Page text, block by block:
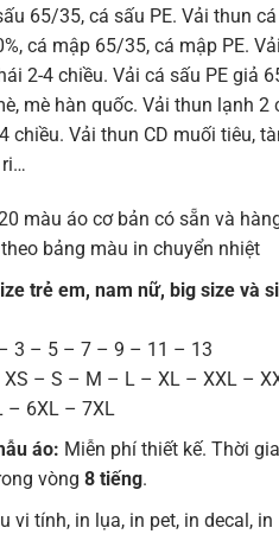
65/35, cá sấu PE. Vải thun
cá mập 65/35, cá mập PE.
2-4 chiều. Vải cá sấu PE giả
mè hàn quốc. Vải thun lạnh 2
chiều. Vải thun CD muối tiêu,
ri…
màu áo cơ bản có sẵn và
bảng màu in chuyển nhiệt
trẻ em, nam nữ, big size và
3 – 5 – 7 – 9 – 11 – 13
XS – S – M – L – XL – XXL –
– 6XL – 7XL
áo: Miễn phí thiết kế. Thời
vòng 8 tiếng.
vi tính, in lụa, in pet, in decal, in